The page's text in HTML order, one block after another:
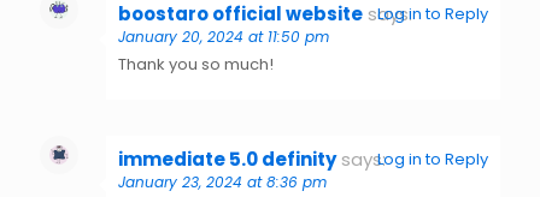
boostaro official website says:
January 20, 2024 at 11:50 pm
Thank you so much!
Log in to Reply
immediate 5.0 definity says:
January 23, 2024 at 8:36 pm
Log in to Reply